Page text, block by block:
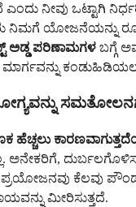
ನೀವು ಒಟ್ಟಾಗಿ
ನಿಮಗೆ ಯೋಜನೆಯನ್ನು
ಅಡ್ಡ ಪರಿಣಾಮಗಳ ಬಗ್ಗೆ
ಹೆಚ್ಚಲು
ಅನೇಕರಿಗೆ,
ಪ್ರಯೋಜನವು ಕೆಲವು
ಮೀರಿಸುತ್ತದೆ.